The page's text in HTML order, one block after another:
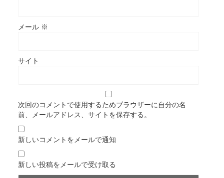
メール ※
サイト
次回のコメントで使用するためブラウザーに自分の名
前、メールアドレス、サイトを保存する。
新しいコメントをメールで通知
新しい投稿をメールで受け取る